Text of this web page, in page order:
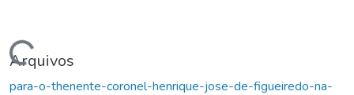
Carregando...
Arquivos
para-o-thenente-coronel-henrique-jose-de-figueiredo-na-